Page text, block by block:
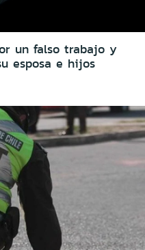
un falso trabajo y
esposa e hijos